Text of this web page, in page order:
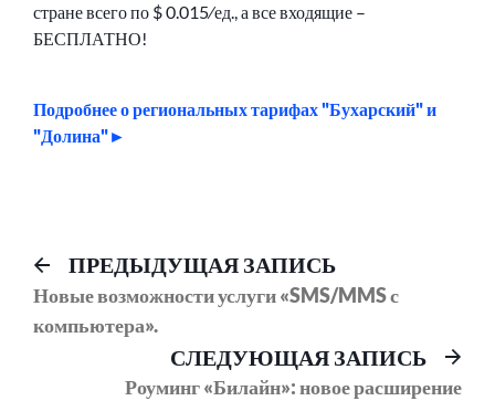
стране всего по $ 0.015⁄ед., а все входящие –
БЕСПЛАТНО!
Подробнее о региональных тарифах "Бухарский" и
"Долина"►
Навигация
по
записям
ПРЕДЫДУЩАЯ ЗАПИСЬПредыдущий
пост:
Новые возможности услуги «SMS/MMS с
компьютера».
СЛЕДУЮЩАЯ ЗАПИСЬ
Роуминг «Билайн»: новое расширение